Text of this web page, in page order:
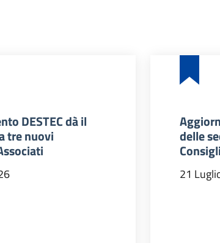
DESTEC dà il
tre nuovi delle
21